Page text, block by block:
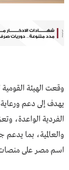
وقعت الهيئة
يهدف إلى دعم
الفردية الواعدة،
والعالمية، بما
اسم مصر على منصات